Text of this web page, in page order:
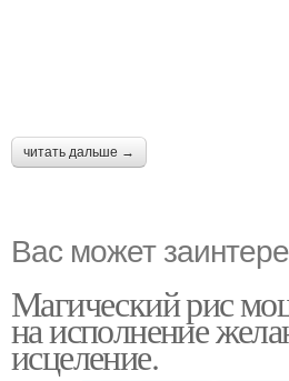
читать дальше →
Вас может
Магический рис
на исполнение
исцеление.